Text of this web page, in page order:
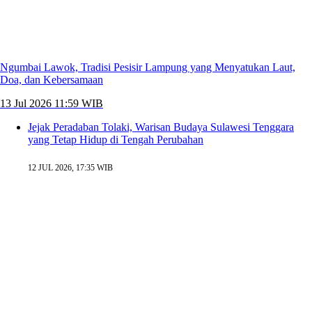
Ngumbai Lawok, Tradisi Pesisir Lampung yang Menyatukan Laut,
Doa, dan Kebersamaan
13 Jul 2026 11:59 WIB
Jejak Peradaban Tolaki, Warisan Budaya Sulawesi Tenggara
yang Tetap Hidup di Tengah Perubahan
12 JUL 2026, 17:35 WIB